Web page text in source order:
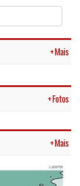
+ Mais
+ Fotos
+ Mais